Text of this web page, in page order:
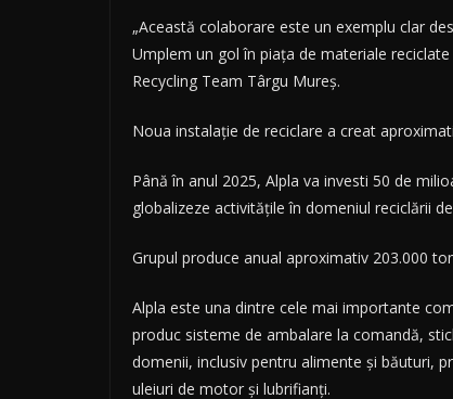
„Această colaborare este un exemplu clar
Umplem un gol în piaţa de materiale
Recycling Team Târgu Mureş.
Noua instalaţie de reciclare a creat
Până în anul 2025, Alpla va investi 50 de
globalizeze activităţile în domeniul reciclării
Grupul produce anual aproximativ 203.000
Alpla este una dintre cele mai importante
produc sisteme de ambalare la comandă,
domenii, inclusiv pentru alimente şi băuturi,
uleiuri de motor şi lubrifianţi.